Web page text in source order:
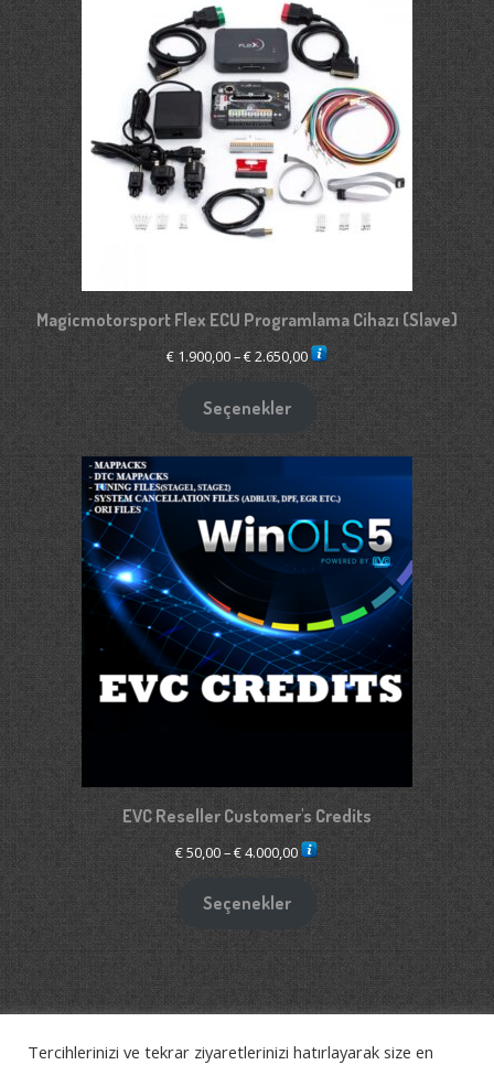
Magicmotorsport Flex ECU Programlama Cihazı (Slave)
€1.900,00–€2.650,00Fiyat
aralığı:
€ 1.900,00
€ 2.650,00
Seçenekler
EVC Reseller Customer's Credits
€50,00–€4.000,00Fiyat
aralığı:
€ 4.000,00
Seçenekler
Tercihlerinizi ve tekrar ziyaretlerinizi hatırlayarak size en